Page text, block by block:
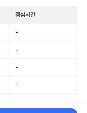
점심시간
-
-
-
-